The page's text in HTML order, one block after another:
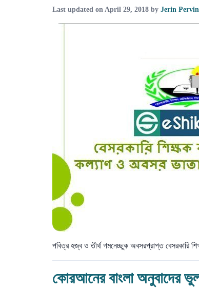
Last updated on April 29, 2018 by Jerin Pervin
পবিত্র হজ্ব ও তীর্থ গমনেচ্ছুক অবসরপ্রাপ্ত বেসরকারি
কোরআনের বাংলা অনুবাদের